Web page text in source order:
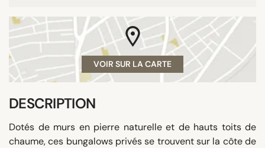
VOIR SUR LA CARTE
DESCRIPTION
Dotés de murs en pierre naturelle et de hauts toits de
chaume, ces bungalows privés se trouvent sur la côte de